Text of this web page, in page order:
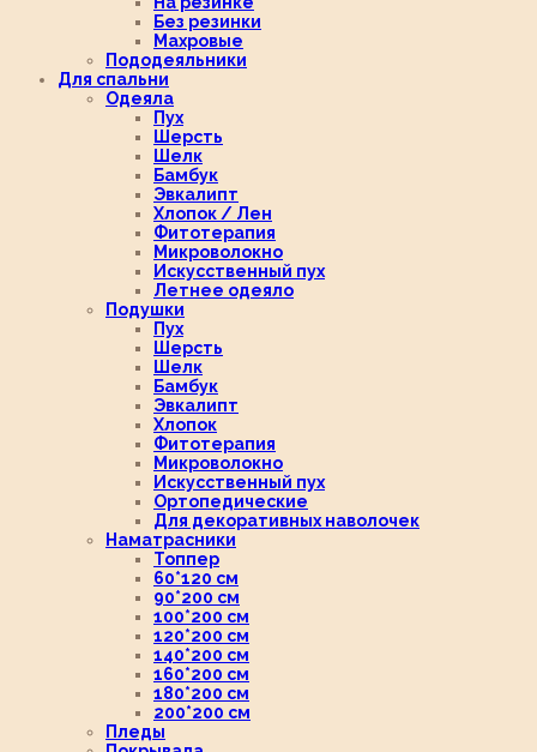
Без резинки
Махровые
Пододеяльники
Для спальни
Одеяла
Пух
Шерсть
Шелк
Бамбук
Эвкалипт
Хлопок / Лен
Фитотерапия
Микроволокно
Искусственный пух
Летнее одеяло
Подушки
Пух
Шерсть
Шелк
Бамбук
Эвкалипт
Хлопок
Фитотерапия
Микроволокно
Искусственный пух
Ортопедические
Для декоративных наволочек
Наматрасники
Топпер
60*120 см
90*200 см
100*200 см
120*200 см
140*200 см
160*200 см
180*200 см
200*200 см
Пледы